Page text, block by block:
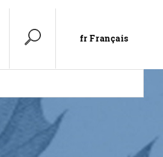
fr Français